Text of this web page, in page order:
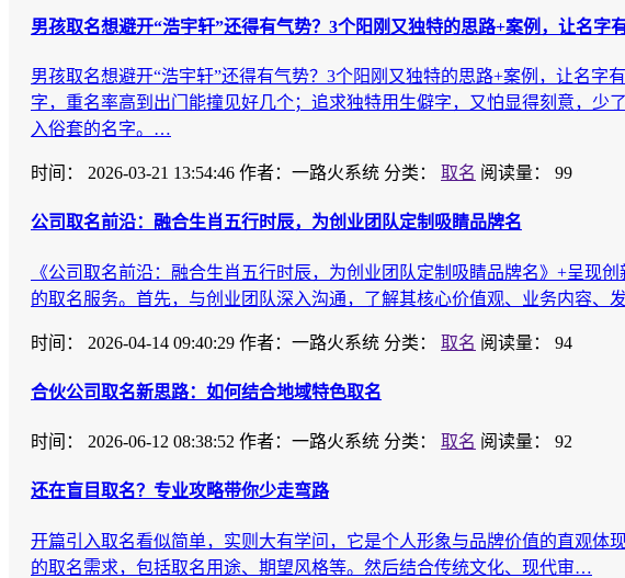
男孩取名想避开“浩宇轩”还得有气势？3个阳刚又独特的思路+案例，让名字
男孩取名想避开“浩宇轩”还得有气势？3个阳刚又独特的思路+案例，让名
字，重名率高到出门能撞见好几个；追求独特用生僻字，又怕显得刻意，
入俗套的名字。…
时间： 2026-03-21 13:54:46 作者：一路火系统 分类： 取名 阅读量： 99
公司取名前沿：融合生肖五行时辰，为创业团队定制吸睛品牌名
《公司取名前沿：融合生肖五行时辰，为创业团队定制吸睛品牌名》+呈现
的取名服务。首先，与创业团队深入沟通，了解其核心价值观、业务内容、
时间： 2026-04-14 09:40:29 作者：一路火系统 分类： 取名 阅读量： 94
合伙公司取名新思路：如何结合地域特色取名
时间： 2026-06-12 08:38:52 作者：一路火系统 分类： 取名 阅读量： 92
还在盲目取名？专业攻略带你少走弯路
开篇引入取名看似简单，实则大有学问，它是个人形象与品牌价值的直观
的取名需求，包括取名用途、期望风格等。然后结合传统文化、现代审…